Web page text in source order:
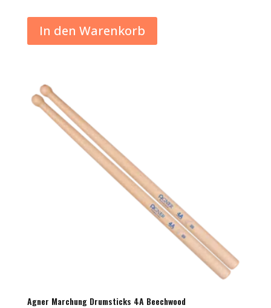
In den Warenkorb
Agner Marchung Drumsticks 4A Beechwood